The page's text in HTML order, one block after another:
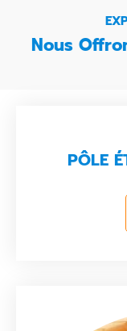
Nous
PÔLE